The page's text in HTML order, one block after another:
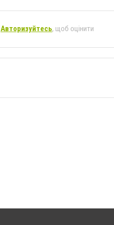
Авторизуйтесь, щоб оцінити